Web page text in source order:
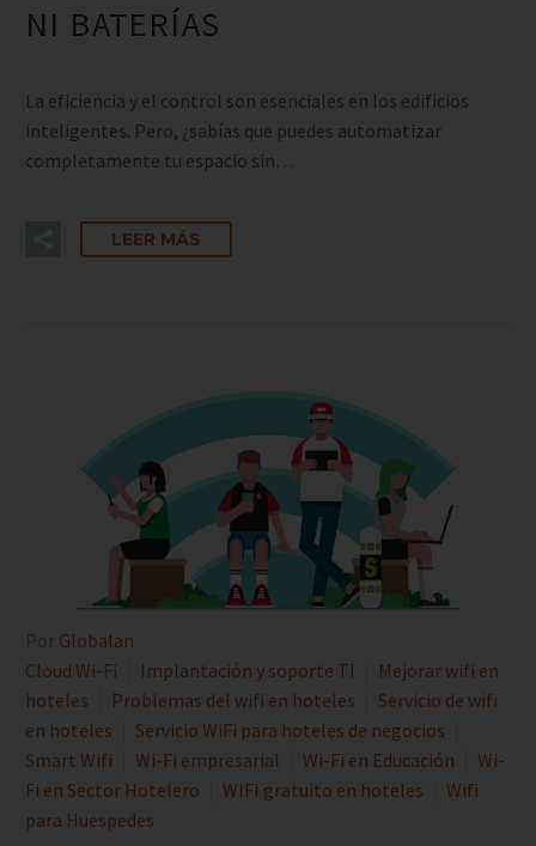
NI BATERÍAS
La eficiencia y el control son esenciales en los edificios
inteligentes. Pero, ¿sabías que puedes automatizar
completamente tu espacio sin…
LEER MÁS
Globalan
Cloud Wi-Fi
Implantación y soporte TI
Mejorar wifi en
hoteles
Problemas del wifi en hoteles
Servicio de wifi
en hoteles
Servicio WiFi para hoteles de negocios
Smart Wifi
Wi-Fi empresarial Wi-Fi en Educación
Wi-
Fi en Sector Hotelero
WIFI gratuito en hoteles
Wifi
para Huespedes